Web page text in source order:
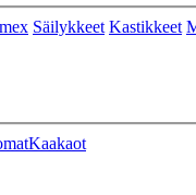
Säilykkeet Kastikkeet
Kaakaot